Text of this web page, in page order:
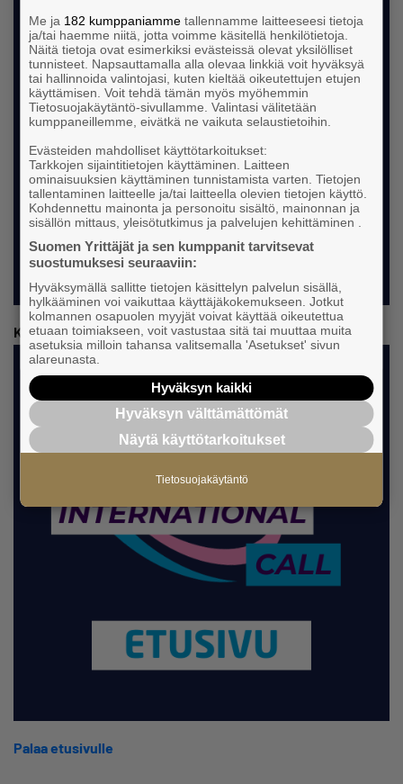
Keitä haemme matkaseuraksi
Palaa etusivulle
Me ja 182 kumppaniamme tallennamme laitteeseesi tietoja
ja/tai haemme niitä, jotta voimme käsitellä henkilötietoja.
Näitä tietoja ovat esimerkiksi evästeissä olevat yksilölliset
tunnisteet. Napsauttamalla alla olevaa linkkiä voit hyväksyä
tai hallinnoida valintojasi, kuten kieltää oikeutettujen etujen
käyttämisen. Voit tehdä tämän myös myöhemmin
Tietosuojakäytäntö-sivullamme. Valintasi välitetään
kumppaneillemme, eivätkä ne vaikuta selaustietoihin.
Evästeiden mahdolliset käyttötarkoitukset:
Tarkkojen sijaintitietojen käyttäminen. Laitteen
ominaisuuksien käyttäminen tunnistamista varten. Tietojen
tallentaminen laitteelle ja/tai laitteella olevien tietojen käyttö.
Kohdennettu mainonta ja personoitu sisältö, mainonnan ja
sisällön mittaus, yleisötutkimus ja palvelujen kehittäminen .
Suomen Yrittäjät ja sen kumppanit tarvitsevat
suostumuksesi seuraaviin:
Hyväksymällä sallitte tietojen käsittelyn palvelun sisällä,
hylkääminen voi vaikuttaa käyttäjäkokemukseen. Jotkut
kolmannen osapuolen myyjät voivat käyttää oikeutettua
etuaan toimiakseen, voit vastustaa sitä tai muuttaa muita
asetuksia milloin tahansa valitsemalla 'Asetukset' sivun
alareunasta.
Hyväksyn kaikki
Hyväksyn välttämättömät
Näytä käyttötarkoitukset
Tietosuojakäytäntö